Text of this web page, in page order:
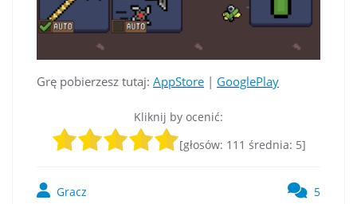
Grę pobierzesz tutaj: AppStore | GooglePlay
Kliknij by ocenić:
[głosów: 111 średnia: 5]
Gracz 5